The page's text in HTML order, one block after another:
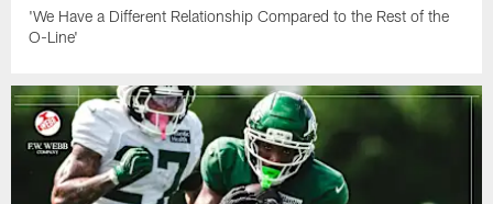
'We Have a Different Relationship Compared to the Rest of the
O-Line'